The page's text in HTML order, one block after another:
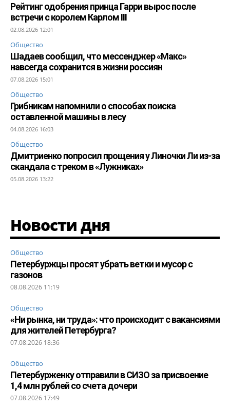
Рейтинг одобрения принца Гарри вырос после
встречи с королем Карлом III
02.08.2026 12:01
Общество
Шадаев сообщил, что мессенджер «Макс»
навсегда сохранится в жизни россиян
07.08.2026 15:01
Общество
Грибникам напомнили о способах поиска
оставленной машины в лесу
04.08.2026 16:03
Общество
Дмитриенко попросил прощения у Линочки Ли из-за
скандала с треком в «Лужниках»
05.08.2026 13:22
Новости дня
Общество
Петербуржцы просят убрать ветки и мусор с
газонов
08.08.2026 11:19
Общество
«Ни рынка, ни труда»: что происходит с вакансиями
для жителей Петербурга?
07.08.2026 18:36
Общество
Петербурженку отправили в СИЗО за присвоение
1,4 млн рублей со счета дочери
07.08.2026 17:49